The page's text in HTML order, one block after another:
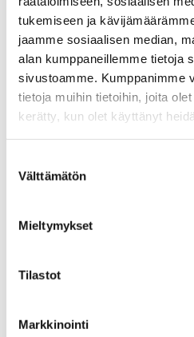
tukemiseen ja
jaamme sosiaalisen median,
alan kumppaneillemme tietoja
sivustoamme. Kumppanimme
tietoja muihin tietoihin, joita
kerätty, kun olet käyttänyt
valinta
Välttämätön
Mieltymykset
Tilastot
Markkinointi
Bromarv
Bromarvin saaristosatama
Bromarvin vierasvenesatama
löytyy muun muassa wc-tilat,